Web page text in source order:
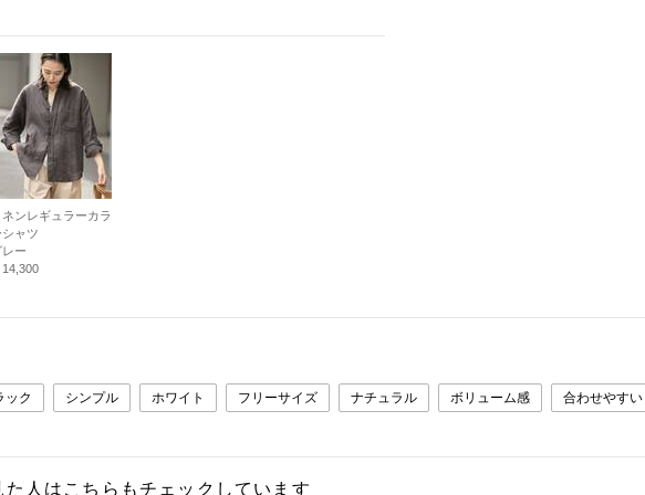
ネンレギュラーカラ
シャツ
レー
14,300
ック シンプル ホワイト フリーサイズ ナチュラル ボリューム感 合わせやすい
た人はこちらもチェックしています